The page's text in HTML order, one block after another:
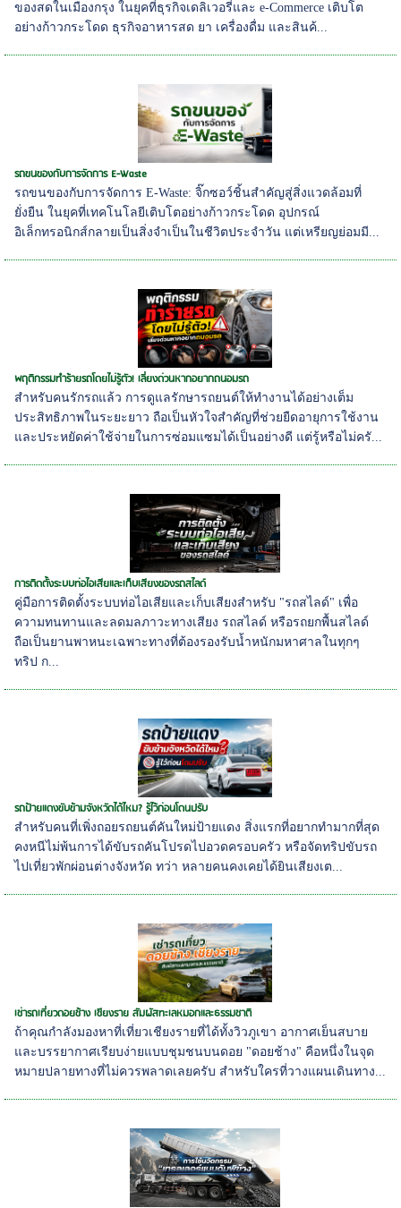
ของสดในเมืองกรุง ในยุคที่ธุรกิจเดลิเวอรี่และ e-Commerce เติบโต
อย่างก้าวกระโดด ธุรกิจอาหารสด ยา เครื่องดื่ม และสินค้...
รถขนของกับการจัดการ E-Waste
รถขนของกับการจัดการ E-Waste: จิ๊กซอว์ชิ้นสำคัญสู่สิ่งแวดล้อมที่
ยั่งยืน ในยุคที่เทคโนโลยีเติบโตอย่างก้าวกระโดด อุปกรณ์
อิเล็กทรอนิกส์กลายเป็นสิ่งจำเป็นในชีวิตประจำวัน แต่เหรียญย่อมมี...
พฤติกรรมทำร้ายรถโดยไม่รู้ตัว! เลี่ยงด่วนหากอยากถนอมรถ
สำหรับคนรักรถแล้ว การดูแลรักษารถยนต์ให้ทำงานได้อย่างเต็ม
ประสิทธิภาพในระยะยาว ถือเป็นหัวใจสำคัญที่ช่วยยืดอายุการใช้งาน
และประหยัดค่าใช้จ่ายในการซ่อมแซมได้เป็นอย่างดี แต่รู้หรือไม่ครั...
การติดตั้งระบบท่อไอเสียและเก็บเสียงของรถสไลด์
คู่มือการติดตั้งระบบท่อไอเสียและเก็บเสียงสำหรับ "รถสไลด์" เพื่อ
ความทนทานและลดมลภาวะทางเสียง รถสไลด์ หรือรถยกพื้นสไลด์
ถือเป็นยานพาหนะเฉพาะทางที่ต้องรองรับน้ำหนักมหาศาลในทุกๆ
ทริป ก...
รถป้ายแดงขับข้ามจังหวัดได้ไหม? รู้ไว้ก่อนโดนปรับ
สำหรับคนที่เพิ่งถอยรถยนต์คันใหม่ป้ายแดง สิ่งแรกที่อยากทำมากที่สุด
คงหนีไม่พ้นการได้ขับรถคันโปรดไปอวดครอบครัว หรือจัดทริปขับรถ
ไปเที่ยวพักผ่อนต่างจังหวัด ทว่า หลายคนคงเคยได้ยินเสียงเต...
เช่ารถเที่ยวดอยช้าง เชียงราย สัมผัสทะเลหมอกและธรรมชาติ
ถ้าคุณกำลังมองหาที่เที่ยวเชียงรายที่ได้ทั้งวิวภูเขา อากาศเย็นสบาย
และบรรยากาศเรียบง่ายแบบชุมชนบนดอย "ดอยช้าง" คือหนึ่งในจุด
หมายปลายทางที่ไม่ควรพลาดเลยครับ สำหรับใครที่วางแผนเดินทาง...